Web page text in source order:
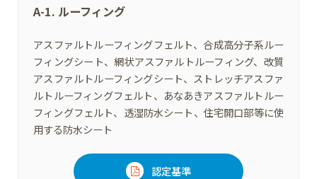
A-1. ルーフィング
アスファルトルーフィングフェルト、合成高分子系ルー
フィングシート、網状アスファルトルーフィング、改質
アスファルトルーフィングシート、ストレッチアスファ
ルトルーフィングフェルト、あなあきアスファルトルー
フィングフェルト、透湿防水シート、住宅開口部等に使
用する防水シート
認定基準